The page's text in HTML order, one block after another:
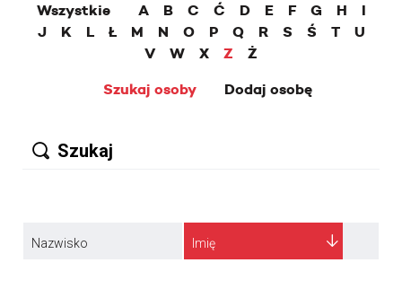
Wszystkie A B C Ć D E F G H
I
J
K L Ł M N O P Q R S Ś T
U
V
W X Z
Ż
Szukaj osoby
Dodaj osobę
Nazwisko Imię